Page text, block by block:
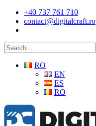
Skip
main
+40 737 761 710
contact@digitalcraft.ro
RO
EN
ES
RO